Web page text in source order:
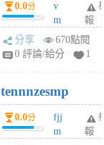
月
前
0.0分
v
m
sg
sr
6
個
月
前
舉
報
分享
670點閱
0 評論/給分
1
tennnzesmp
0.0分
fjj
m
舉
報